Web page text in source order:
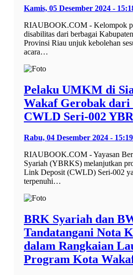
Kamis, 05 Desember 2024 -
RIAUBOOK.COM - Kelompok
disabilitas dari berbagai
Provinsi Riau unjuk kebolehan
acara…
Pelaku UMKM di
Wakaf Gerobak
CWLD Seri-002
Rabu, 04 Desember 2024 -
RIAUBOOK.COM - Yayasan
Syariah (YBRKS) melanjutkan
Link Deposit (CWLD) Seri-002
terpenuhi…
BRK Syariah dan
Tandatangani Nota
dalam Rangkaian
Program Kota